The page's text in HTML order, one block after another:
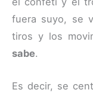
fuera suyo, se
tiros y los
sabe.
Es decir, se